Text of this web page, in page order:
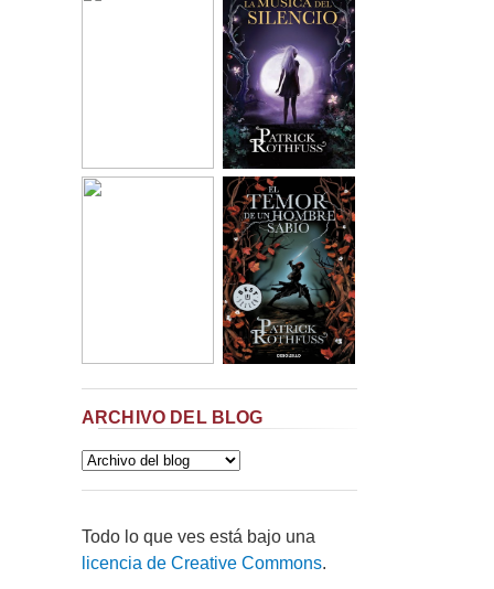
ARCHIVO DEL BLOG
Todo lo que ves está bajo una
licencia de Creative Commons.